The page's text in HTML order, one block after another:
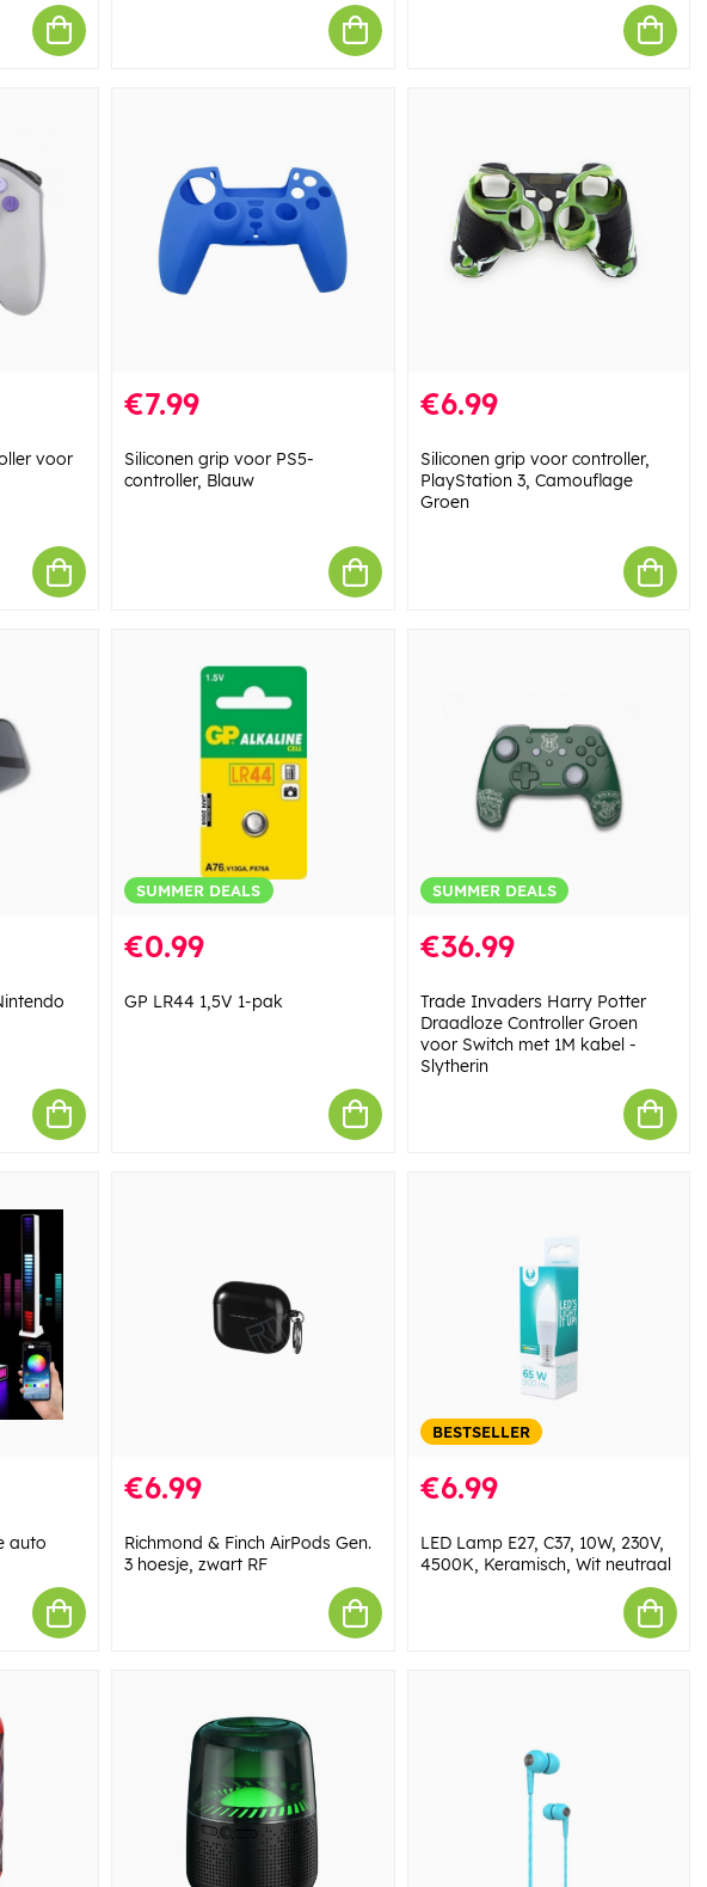
voor
€7.99
Siliconen grip voor PS5-
controller, Blauw
€6.99
Siliconen grip voor controller,
PlayStation 3, Camouflage
Groen
SUMMER DEALS
€0.99
GP LR44 1,5V 1-pak
SUMMER DEALS
€36.99
Trade Invaders Harry Potter
Draadloze Controller Groen
voor Switch met 1M kabel -
Slytherin
auto
€6.99
Richmond & Finch AirPods Gen.
3 hoesje, zwart RF
BESTSELLER
€6.99
LED Lamp E27, C37, 10W, 230V,
4500K, Keramisch, Wit neutraal